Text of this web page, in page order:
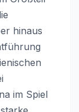
hinaus
im Spiel